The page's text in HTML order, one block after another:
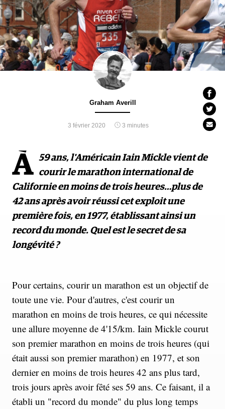
Graham Averill
3 février 2020 3 minutes
À 59 ans, l'Américain Iain Mickle vient de
courir le marathon international de
Californie en moins de trois heures…plus de
42 ans après avoir réussi cet exploit une
première fois, en 1977, établissant ainsi un
record du monde. Quel est le secret de sa
longévité ?
Pour certains, courir un marathon est un objectif de
toute une vie. Pour d'autres, c'est courir un
marathon en moins de trois heures, ce qui nécessite
une allure moyenne de 4'15/km. Iain Mickle courut
son premier marathon en moins de trois heures (qui
était aussi son premier marathon) en 1977, et son
dernier en moins de trois heures 42 ans plus tard,
trois jours après avoir fêté ses 59 ans. Ce faisant, il a
établi un "record du monde" du plus long temps